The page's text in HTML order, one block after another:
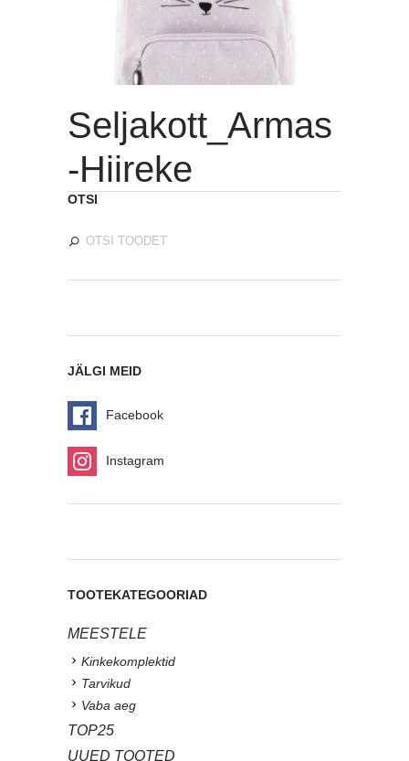
Seljakott_Armas
-Hiireke
OTSI
JÄLGI MEID
Facebook
Instagram
TOOTEKATEGOORIAD
MEESTELE
Kinkekomplektid
Tarvikud
Vaba aeg
TOP25
UUED TOOTED